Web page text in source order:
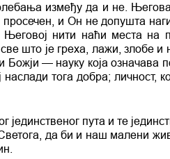
између да и не. Његова
просечен, и Он не допушта
нити наћи места на
што је греха, лажи, злобе и
Божји — науку која означава
тога добра; личност,
пута и те
да би и наш малени